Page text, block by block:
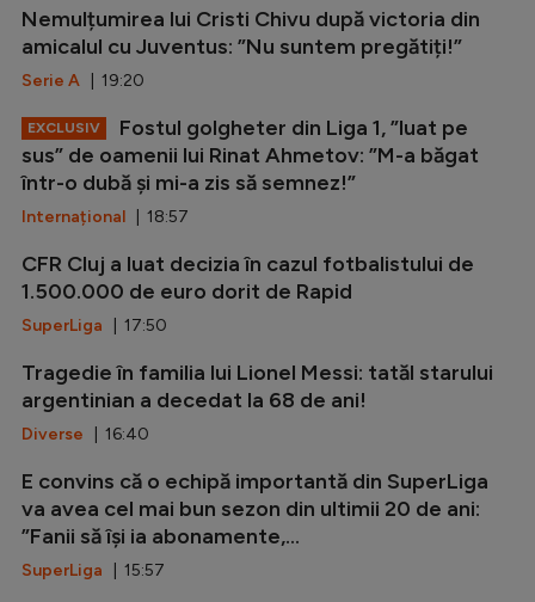
Nemulțumirea lui Cristi Chivu după victoria din
amicalul cu Juventus: ”Nu suntem pregătiți!”
Serie A | 19:20
EXCLUSIV
Fostul golgheter din Liga 1, ”luat pe
sus” de oamenii lui Rinat Ahmetov: ”M-a băgat
într-o dubă și mi-a zis să semnez!”
Internațional | 18:57
CFR Cluj a luat decizia în cazul fotbalistului de
1.500.000 de euro dorit de Rapid
SuperLiga | 17:50
Tragedie în familia lui Lionel Messi: tatăl starului
argentinian a decedat la 68 de ani!
Diverse | 16:40
E convins că o echipă importantă din SuperLiga
va avea cel mai bun sezon din ultimii 20 de ani:
”Fanii să își ia abonamente,...
SuperLiga | 15:57